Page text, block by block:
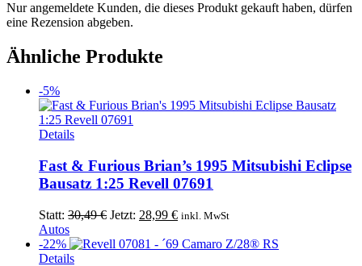
Nur angemeldete Kunden, die dieses Produkt gekauft haben, dürfen
eine Rezension abgeben.
Ähnliche Produkte
-5%
Details
Fast & Furious Brian’s 1995 Mitsubishi Eclipse
Bausatz 1:25 Revell 07691
Statt: 30,49€ Ursprünglicher
war:
Jetzt: 28,99 €Aktueller
ist:
inkl. MwSt
Autos
-22%
Details